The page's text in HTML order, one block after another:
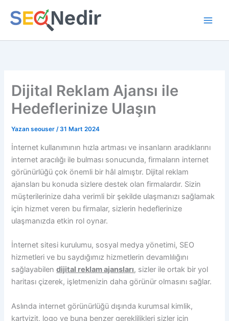
atla
Dijital Reklam Ajansı ile
Hedeflerinize Ulaşın
Yazan seouser/31 Mart 2024
İnternet kullanımının hızla artması ve insanların aradıklarını
internet aracılığı ile bulması sonucunda, firmaların internet
görünürlüğü çok önemli bir hâl almıştır. Dijital reklam
ajansları bu konuda sizlere destek olan firmalardır. Sizin
müşterilerinize daha verimli bir şekilde ulaşmanızı sağlamak
için hizmet veren bu firmalar, sizlerin hedeflerinize
ulaşmanızda etkin rol oynar.
İnternet sitesi kurulumu, sosyal medya yönetimi, SEO
hizmetleri ve bu saydığımız hizmetlerin devamlılığını
sağlayabilendijital reklam ajansları, sizler ile ortak bir yol
haritası çizerek, işletmenizin daha görünür olmasını sağlar.
Aslında internet görünürlüğü dışında kurumsal kimlik,
kartvizit, logo ve buna benzer gereklilikleri sizler için